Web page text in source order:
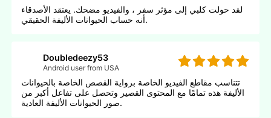
لقد حولت كلبي إلى مؤثر سفر ، والفيديو مضحك. يعتقد الأصدقاء
أنه حساب الحيوانات الأليفة الحقيقي.
Doubledeezy53
Android user from USA
تتناسب مقاطع الفيديو الخاصة برواية القصص الخاصة بالحيوانات
الأليفة هذه تمامًا مع المحتوى القصير وتحصل على تفاعل أكبر من
صور الحيوانات الأليفة العادية.